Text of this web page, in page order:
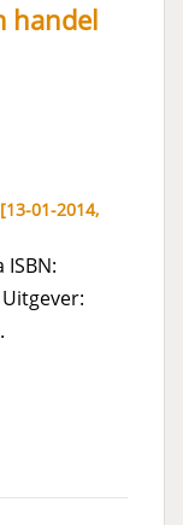
handel
01-2014,